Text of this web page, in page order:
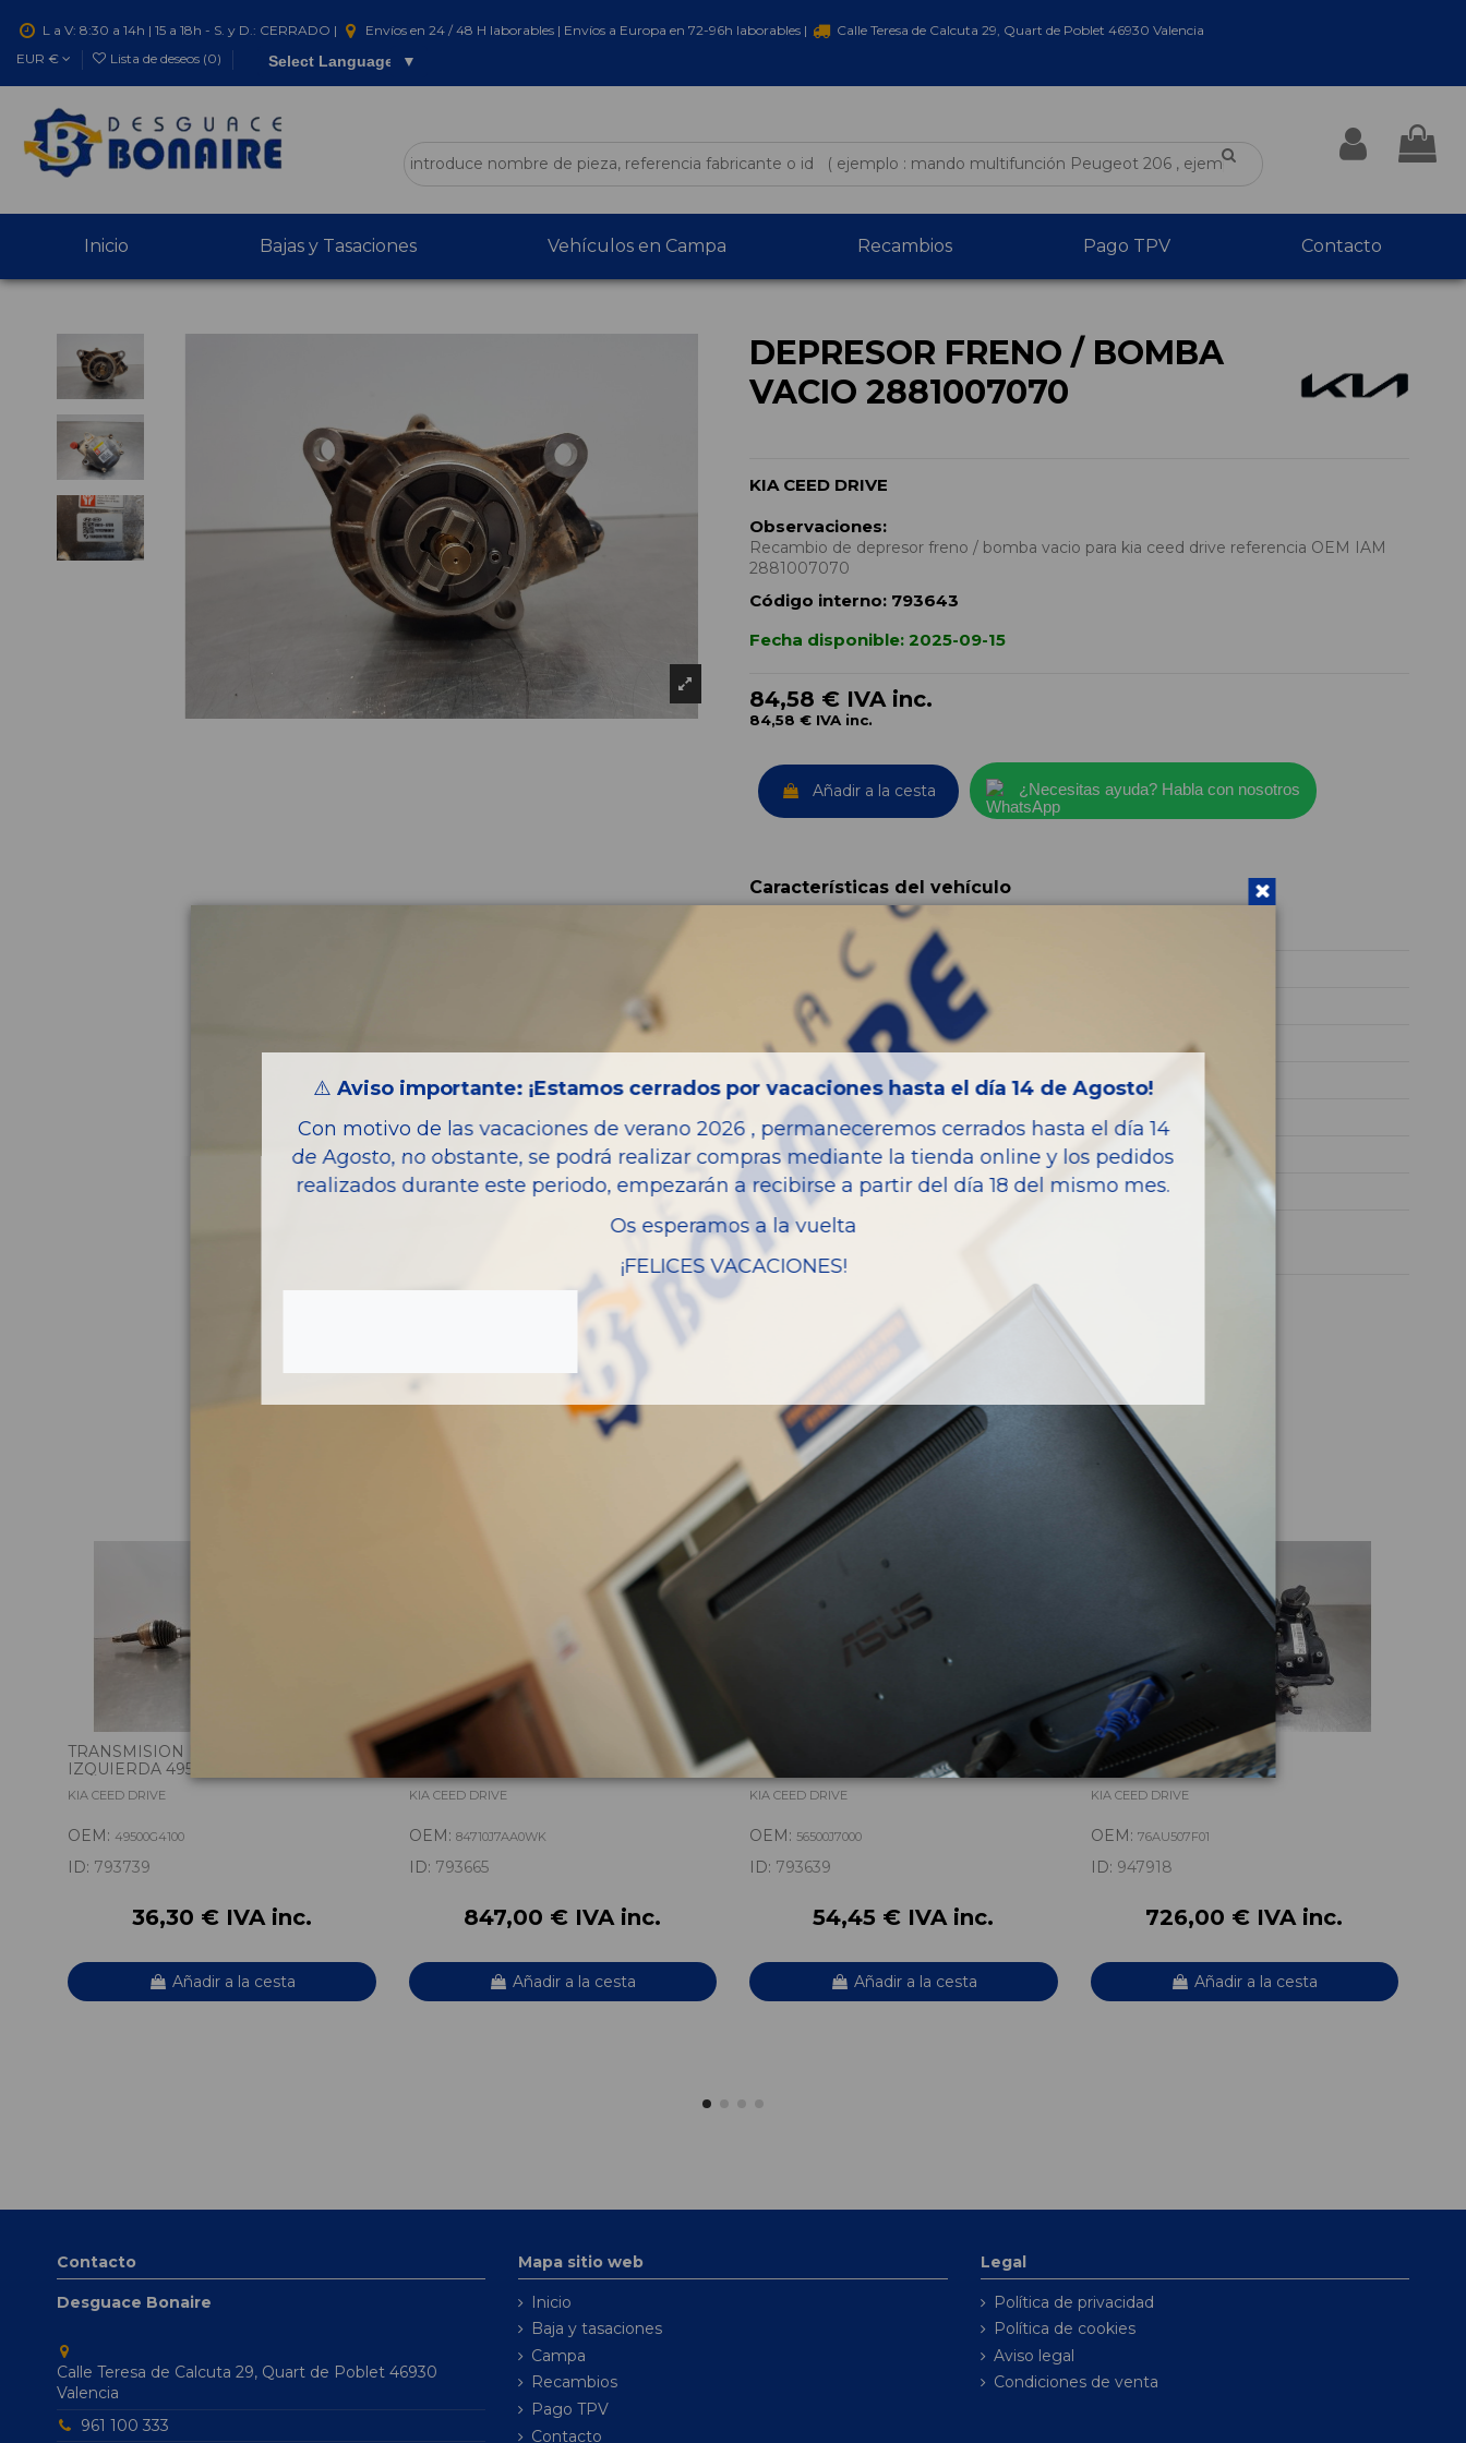
L a V: 8:30 a 14h | 15 a 18h - S. y D.: CERRADO | Envíos en 24 / 48 H laborables | Envíos a Europa en 72-96h laborables |
Calle Teresa de Calcuta 29, Quart de Poblet 46930 Valencia
EUR €
Lista de deseos (0) Select Language ▼
Inicio Bajas y Tasaciones Vehículos en Campa Recambios Pago TPV Contacto
DEPRESOR FRENO / BOMBA
VACIO 2881007070
KIA CEED DRIVE
Observaciones:
Recambio de depresor freno / bomba vacio para kia ceed drive referencia OEM IAM
2881007070
Código interno: 793643
Fecha disponible: 2025-09-15
84,58 € IVA inc.
84,58 € IVA inc.
Añadir a la cesta ¿Necesitas ayuda? Habla con nosotros
Características del vehículo
Año fabricación
Bastidor
Color
Combustible
GASOLINA
Versión
DRIVE
Potencia
101CV 74KW
Modelo
CEED
Garantia
Piezas almacenadas del vehículo
TRANSMISION DELANTERA
IZQUIERDA 49500G4100
KIA CEED DRIVE
OEM: 49500G4100
ID: 793739
36,30 € IVA inc.
Añadir a la cesta
KIT AIRBAG 84710J7AA0WK
80300J7000 80100J7100
KIA CEED DRIVE
OEM: 84710J7AA0WK
ID: 793665
847,00 € IVA inc.
Añadir a la cesta
CREMALLERA DIRECCION
56500J7000
KIA CEED DRIVE
OEM: 56500J7000
ID: 793639
54,45 € IVA inc.
Añadir a la cesta
CULATA 76AU507F01
KIA CEED DRIVE
OEM: 76AU507F01
ID: 947918
726,00 € IVA inc.
Añadir a la cesta
Contacto
Desguace Bonaire
Calle Teresa de Calcuta 29, Quart de Poblet 46930
Valencia
961 100 333
Mapa sitio web
Inicio
Baja y tasaciones
Campa
Recambios
Pago TPV
Contacto
Legal
Política de privacidad
Política de cookies
Aviso legal
Condiciones de venta
⚠️ Aviso importante: ¡Estamos cerrados por vacaciones hasta el día 14 de Agosto!
Con motivo de las vacaciones de verano 2026 , permaneceremos cerrados hasta el día 14
de Agosto, no obstante, se podrá realizar compras mediante la tienda online y los pedidos
realizados durante este periodo, empezarán a recibirse a partir del día 18 del mismo mes.
Os esperamos a la vuelta
¡FELICES VACACIONES!